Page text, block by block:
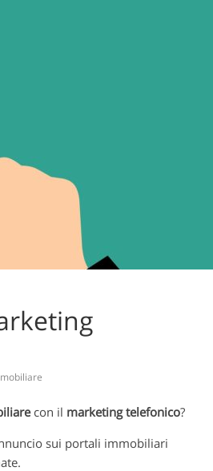
con il marketing telefonico?
sui portali immobiliari